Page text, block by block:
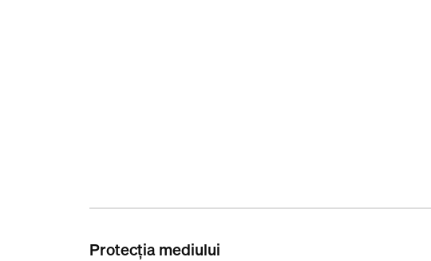
Protecția mediului